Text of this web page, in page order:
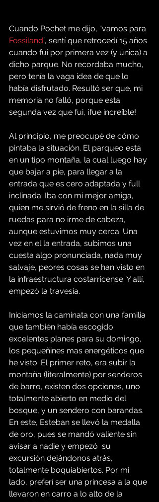
Cuando Pochet me dijo, “vamos para
Fossiland”, sentí que retrocedí 15 años
cuando fui por primera vez (y única) a
dicho parque. No recordaba mucho,
pero tenía la vaga idea de que lo
había disfrutado. Resultó ser que, mi
memoria no falló, porque esta
segunda vez que fui, ¡fue increíble!
Al principio, me preocupé de cómo
pintaba la situación. El parqueo está
en un tipo montaña, la cual luego hay
que bajar a pie, para llegar a la
entrada que es cero adaptada y full
inclinada. Iba con mi mejor amiga,
quien me sirvió de freno en la silla de
ruedas para no irme de cabeza,
aunque estuvimos muy cerca. Una
vez en el la entrada, subimos una
cuesta algo pronunciada, nada muy
salvaje, peores cosas se han visto en
la infraestructura costarricense. Y allí,
empezó la travesía.
Iniciamos la caminata con una familia
que también había escogido
excelentes planes para su domingo,
los pequeñines mas energéticos que
he visto. El primer reto, era subir la
montaña (literalmente) por senderos
de barro, existen dos opciones, uno
totalmente abierto en medio del
bosque, y un sendero con barandas.
En este, Esteban se llevó la medalla
de oro, pues se mandó valiente sin
avisar a nadie y empezó  su
excursión dejándonos atrás,
totalmente boquiabiertos. Por mi
lado, preferí ser una princesa a la que
llevaron en carro a lo alto de la